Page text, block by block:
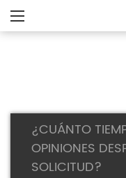
¿CUÁNTO
OPINIONES
SOLICITUD?